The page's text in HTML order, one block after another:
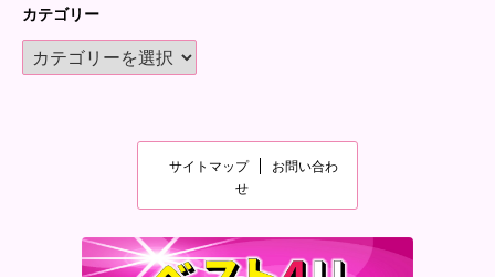
カテゴリー
サイトマップ
お問い合わ
せ